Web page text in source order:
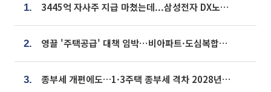
1. 3445억 자사주 지급 마쳤는데...삼성전자 DX노조, 뒤늦은 '떼쓰기 집회'
2. 영끌 '주택공급' 대책 임박⋯비아파트·도심복합까지 총동원
3. 종부세 개편에도…1·3주택 종부세 격차 2028년부터 확대